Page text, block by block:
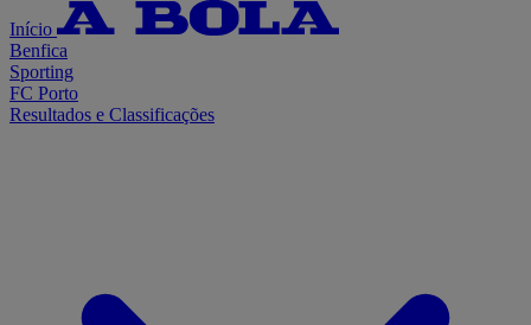
Início
Benfica
Sporting
FC Porto
Resultados e Classificações